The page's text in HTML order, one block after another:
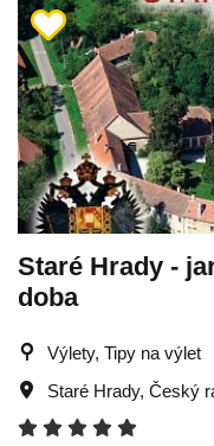
Staré Hrady -
doba
Výlety, Tipy na výlet
Staré Hrady, Český